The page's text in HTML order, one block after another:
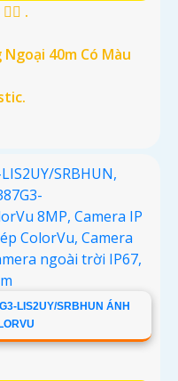
.
Ngoại 40m Có Màu
LIS2UY/SRBHUN ÁNH